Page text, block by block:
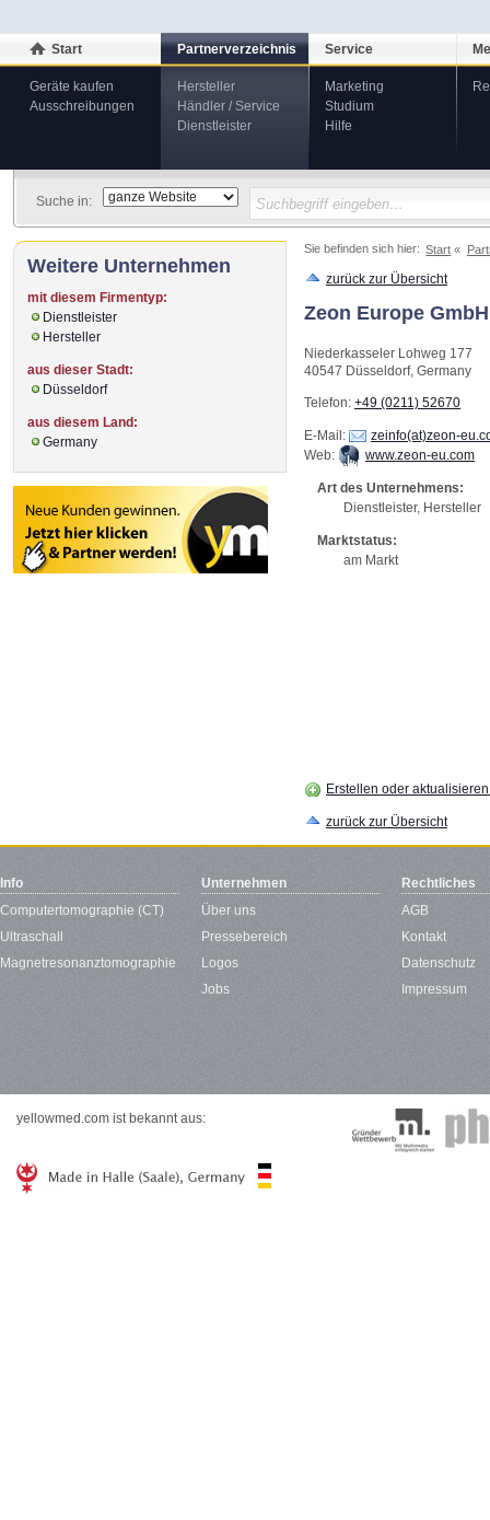
Start
Geräte kaufen
Ausschreibungen
Partnerverzeichnis
Hersteller
Händler / Service
Dienstleister
Service
Marketing
Studium
Hilfe
Suche in:
Sie befinden sich hier: Start
zurück zur Übersicht
Zeon Europe GmbH
Niederkasseler Lohweg 177
40547 Düsseldorf, Germany
Telefon: +49 (0211) 52670
E-Mail:
zeinfo(at)zeon-
Web:
www.zeon-eu.com
Art des Unternehmens:
Dienstleister, Hersteller
Marktstatus:
am Markt
Erstellen oder
zurück zur Übersicht
Weitere Unternehmen
mit diesem Firmentyp:
Dienstleister
Hersteller
aus dieser Stadt:
Düsseldorf
aus diesem Land:
Germany
Info
Computertomographie (CT)
Ultraschall
Magnetresonanztomographie
Unternehmen
Über uns
Pressebereich
Logos
Jobs
Rechtliches
AGB
Kontakt
Datenschutz
Impressum
yellowmed.com ist bekannt aus: